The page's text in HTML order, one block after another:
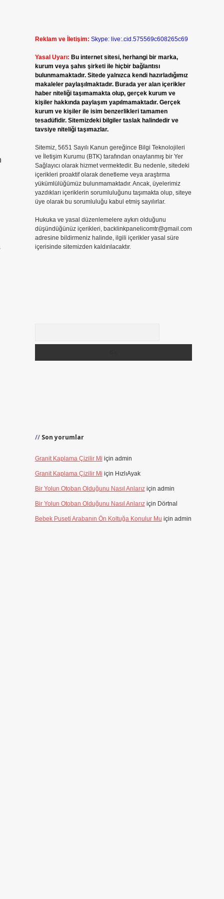
Reklam ve İletişim: Skype: live:.cid.575569c608265c69
Yasal Uyarı: Bu internet sitesi, herhangi bir marka,
kurum veya şahıs şirketi ile hiçbir bağlantısı
bulunmamaktadır. Sitede yalnızca kendi hazırladığımız
makaleler paylaşılmaktadır. Burada yer alan içerikler
haber niteliği taşımamakta olup, gerçek kurum ve
kişiler hakkında paylaşım yapılmamaktadır. Gerçek
kurum ve kişiler ile isim benzerlikleri tamamen
tesadüfidir. Sitemizdeki bilgiler taslak halindedir ve
tavsiye niteliği taşımazlar.
Sitemiz, 5651 Sayılı Kanun gereğince Bilgi Teknolojileri
ve İletişim Kurumu (BTK) tarafından onaylanmış bir Yer
Sağlayıcı olarak hizmet vermektedir. Bu nedenle, sitedeki
içerikleri proaktif olarak denetleme veya araştırma
yükümlülüğümüz bulunmamaktadır. Ancak, üyelerimiz
yazdıkları içeriklerin sorumluluğunu taşımakta olup, siteye
üye olarak bu sorumluluğu kabul etmiş sayılırlar.
Hukuka ve yasal düzenlemelere aykırı olduğunu
düşündüğünüz içerikleri, backlinkpanelicomtr@gmail.com
adresine bildirmeniz halinde, ilgili içerikler yasal süre
içerisinde sitemizden kaldırılacaktır.
Son yorumlar
Granit Kaplama Çizilir Mi için admin
Granit Kaplama Çizilir Mi için HızlıAyak
Bir Yolun Otoban Olduğunu Nasıl Anlarıziçin admin
Bir Yolun Otoban Olduğunu Nasıl Anlarıziçin Dörtnal
Bebek Puseti Arabanın Ön Koltuğa Konulur Mu için admin